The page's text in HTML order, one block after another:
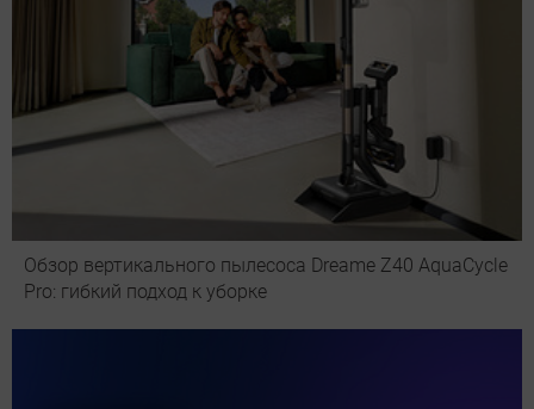
Обзор вертикального пылесоса Dreame Z40 AquaCycle
Pro: гибкий подход к уборке